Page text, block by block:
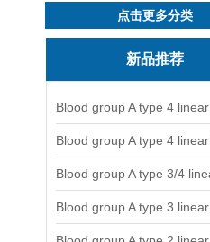
点击更多分类
新品推荐